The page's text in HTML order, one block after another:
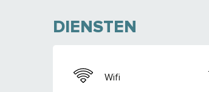
DIENSTEN
Wifi